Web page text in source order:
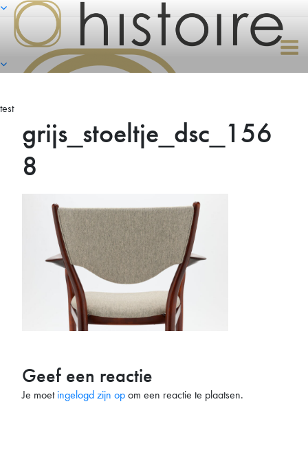
Naar
inhoud
springen
test
grijs_stoeltje_dsc_156
8
Geef een reactie
Je moetingelogd zijn opom een reactie te plaatsen.